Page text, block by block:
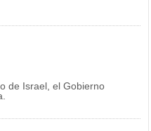
de Israel, el Gobierno